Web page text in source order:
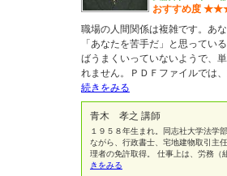
おすすめ度 ★★
職場の人間関係は複雑です。あ
「あなたを苦手だ」と思ってい
ばうまくいっていないようで、
れません。ＰＤＦファイルでは
続きをみる
青木 孝之 講師
１９５８年生まれ。同志社大学法学
ながら、行政書士、宅地建物取引主
理者の免許取得。 仕事上は、労務（
きをみる